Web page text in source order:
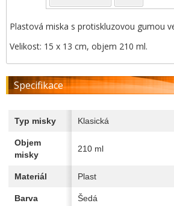
Plastová miska s protiskluzovou gumou
Velikost: 15 x 13 cm, objem 210 ml.
Specifikace
Typ misky Klasická
Objem
misky
210 ml
Materiál Plast
Barva Šedá